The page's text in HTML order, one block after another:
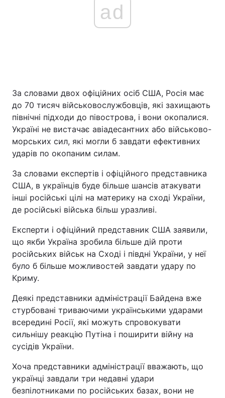
ad
За словами двох офіційних осіб США, Росія має
до 70 тисяч військовослужбовців, які захищають
північні підходи до півострова, і вони окопалися.
Україні не вистачає авіадесантних або військово-
морських сил, які могли б завдати ефективних
ударів по окопаним силам.
За словами експертів і офіційного представника
США, в українців буде більше шансів атакувати
інші російські цілі на материку на сході України,
де російські війська більш уразливі.
Експерти і офіційний представник США заявили,
що якби Україна зробила більше дій проти
російських військ на Сході і півдні України, у неї
було б більше можливостей завдати удару по
Криму.
Деякі представники адміністрації Байдена вже
стурбовані триваючими українськими ударами
всередині Росії, які можуть спровокувати
сильнішу реакцію Путіна і поширити війну на
сусідів України.
Хоча представники адміністрації вважають, що
українці завдали три недавні удари
безпілотниками по російських базах, вони не